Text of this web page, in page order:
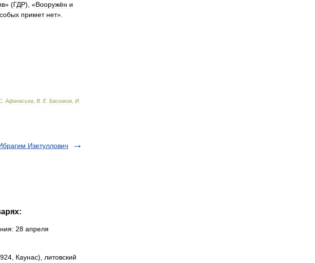
» (ГДР), «Вооружён и
примет нет».
Афанасьев В Е. Баскаков И
Изетуллович
28 апреля
Каунас), литовский